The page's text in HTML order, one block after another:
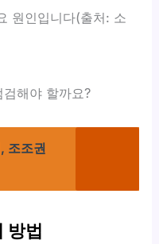
원인입니다(출처: 소
해야 할까요?
조조권
방법